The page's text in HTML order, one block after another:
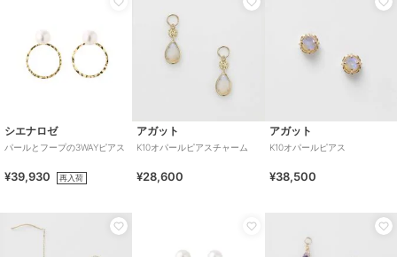
シエナロゼ
パールとフープの3WAYピアス
¥39,930 再入荷
アガット
K10オパールピアスチャーム
¥28,600
アガット
K10オパールピアス
¥38,500